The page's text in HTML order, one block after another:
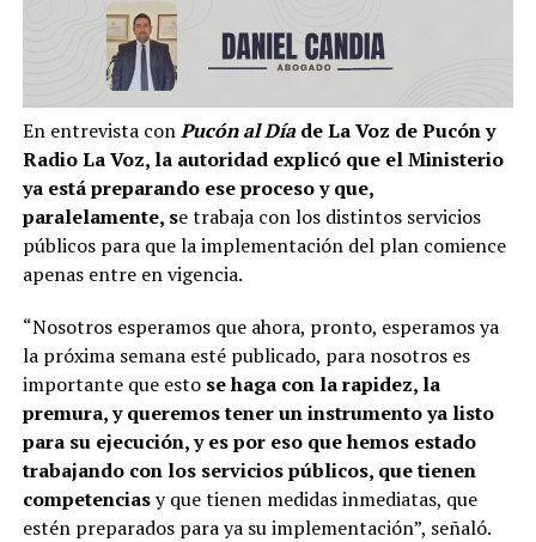
En entrevista conPucón al Díade La Voz de Pucón y
Radio La Voz, la autoridad explicó que el Ministerio
ya está preparando ese proceso y que,
paralelamente, se trabaja con los distintos servicios
públicos para que la implementación del plan comience
apenas entre en vigencia.
“Nosotros esperamos que ahora, pronto, esperamos ya
la próxima semana esté publicado, para nosotros es
importante que esto se haga con la rapidez, la
premura, y queremos tener un instrumento ya listo
para su ejecución, y es por eso que hemos estado
trabajando con los servicios públicos, que tienen
competenciasy que tienen medidas inmediatas, que
estén preparados para ya su implementación”, señaló.